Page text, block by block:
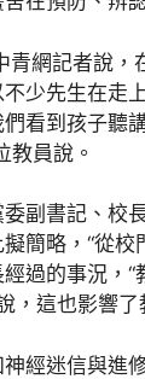
青網記者說
少先生在走
看到孩子聽
教員說。
副書記、校
簡略，“從
過的事況，
，這也影響
經迷信與進